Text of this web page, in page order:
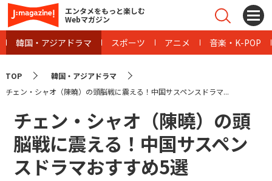
エンタメをもっと楽しむ
Webマガジン
韓国・アジアドラマ スポーツ アニメ 音楽・K-POP
TOP
韓国・アジアドラマ
チェン・シャオ（陳曉）の頭脳戦に震える！中国サスペンスドラマ...
チェン・シャオ（陳曉）の頭
脳戦に震える！中国サスペン
スドラマおすすめ5選